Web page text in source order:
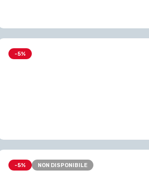
-5%
-5% NON DISPONIBILE